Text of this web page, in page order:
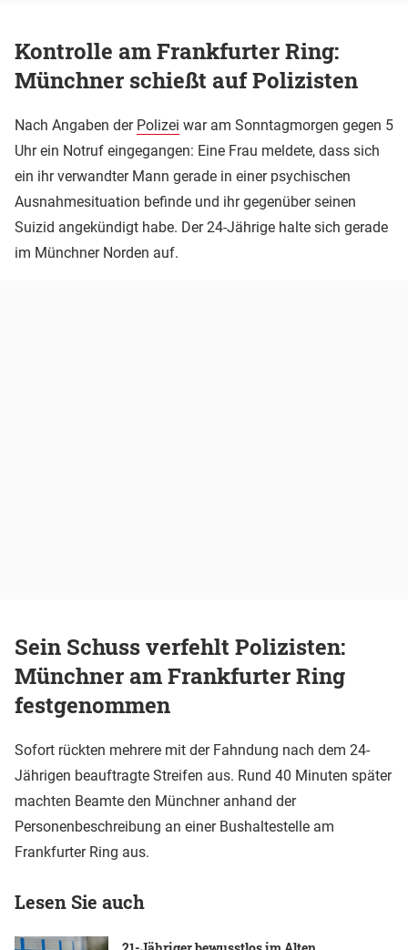
Kontrolle am Frankfurter Ring:
Münchner schießt auf Polizisten
Nach Angaben der Polizei war am Sonntagmorgen gegen 5
Uhr ein Notruf eingegangen: Eine Frau meldete, dass sich
ein ihr verwandter Mann gerade in einer psychischen
Ausnahmesituation befinde und ihr gegenüber seinen
Suizid angekündigt habe. Der 24-Jährige halte sich gerade
im Münchner Norden auf.
Sein Schuss verfehlt Polizisten:
Münchner am Frankfurter Ring
festgenommen
Sofort rückten mehrere mit der Fahndung nach dem 24-
Jährigen beauftragte Streifen aus. Rund 40 Minuten später
machten Beamte den Münchner anhand der
Personenbeschreibung an einer Bushaltestelle am
Frankfurter Ring aus.
Lesen Sie auch